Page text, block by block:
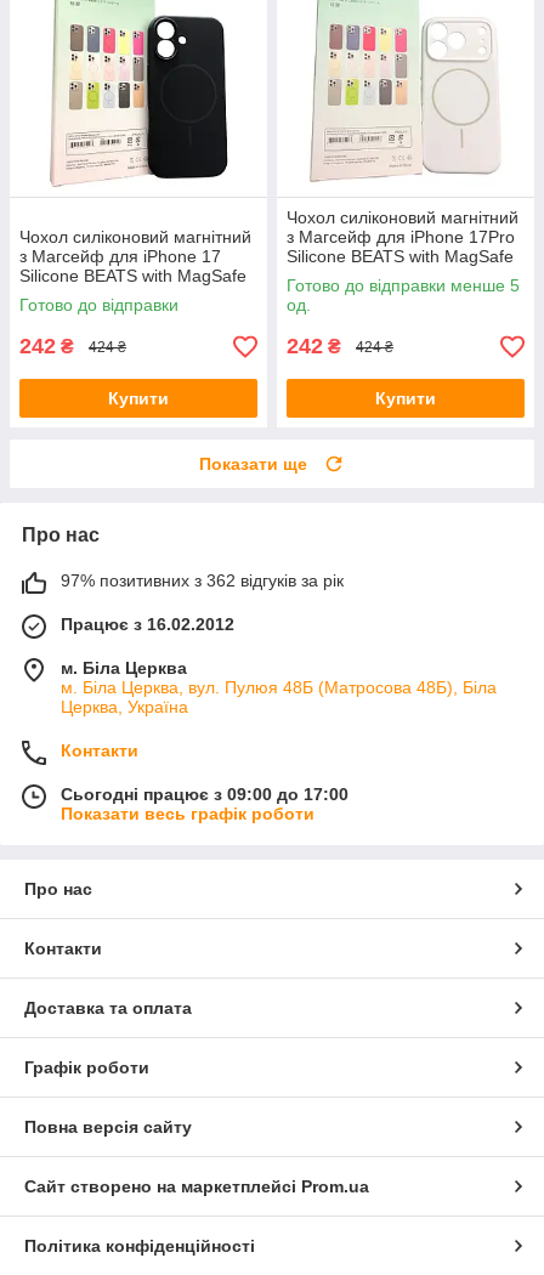
Чохол силіконовий магнітний
з Магсейф для iPhone 17
Silicone BEATS with MagSafe
№7 Midnight Black
Готово до відправки
242 ₴ 424 ₴
Купити
Чохол силіконовий магнітний
з Магсейф для iPhone 17Pro
Silicone BEATS with MagSafe
№4 Snow
Готово до відправки менше 5
од.
242 ₴ 424 ₴
Купити
Показати ще
Про нас
97% позитивних з 362 відгуків за рік
Працює з 16.02.2012
м. Біла Церква
м. Біла Церква, вул. Пулюя 48Б (Матросова 48Б), Біла
Церква, Україна
Контакти
Сьогодні працює з 09:00 до 17:00
Показати весь графік роботи
Про нас
Контакти
Доставка та оплата
Графік роботи
Повна версія сайту
Сайт створено на маркетплейсі Prom.ua
Політика конфіденційності